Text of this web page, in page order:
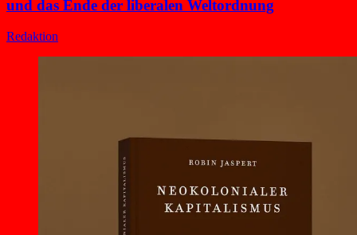
und das Ende der liberalen Weltordnung
Redaktion